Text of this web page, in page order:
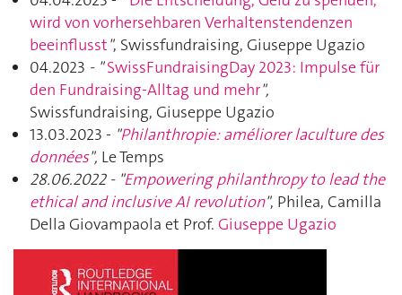
wird von vorhersehbaren Verhaltenstendenzen
beeinflusst", Swissfundraising, Giuseppe Ugazio
04.2023 - "SwissFundraisingDay 2023: Impulse für
den Fundraising-Alltag und mehr",
Swissfundraising, Giuseppe Ugazio
13.03.2023 - "Philanthropie: améliorer laculture des
données", Le Temps
28.06.2022 - "Empowering philanthropy to lead the
ethical and inclusive AI revolution", Philea, Camilla
Della Giovampaola et Prof. Giuseppe Ugazio